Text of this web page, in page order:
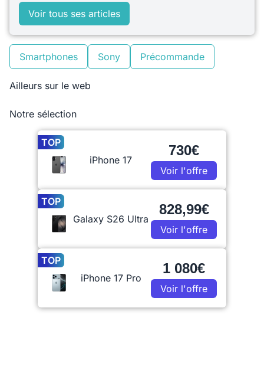
Voir tous ses articles
Smartphones Sony Précommande
Ailleurs sur le web
Notre sélection
TOP
iPhone 17
730€
Voir l'offre
TOP
Galaxy S26 Ultra
828,99€
Voir l'offre
TOP
iPhone 17 Pro
1 080€
Voir l'offre